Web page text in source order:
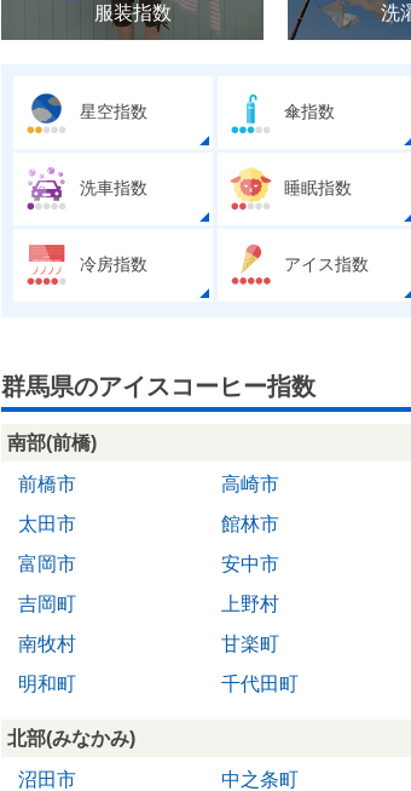
服装指数 洗
星空指数 傘指数
洗車指数 睡眠指数
冷房指数 アイス指数
群馬県のアイスコーヒー指数
南部(前橋)
前橋市
高崎市
太田市
館林市
富岡市
安中市
吉岡町
上野村
南牧村
甘楽町
明和町
千代田町
北部(みなかみ)
沼田市
中之条町